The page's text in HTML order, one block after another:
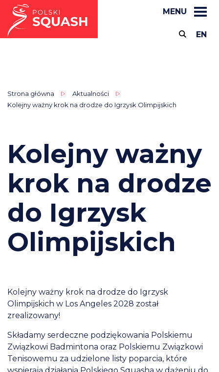
MENU
EN
Strona główna
Aktualności
Kolejny ważny krok na drodze do Igrzysk Olimpijskich
Kolejny ważny
krok na drodze
do Igrzysk
Olimpijskich
Kolejny ważny krok na drodze do Igrzysk
Olimpijskich w Los Angeles 2028 został
zrealizowany!
Składamy serdeczne podziękowania Polskiemu
Związkowi Badmintona oraz Polskiemu Związkowi
Tenisowemu za udzielone listy poparcia, które
wspierają działania Polskiego Squasha w dążeniu do